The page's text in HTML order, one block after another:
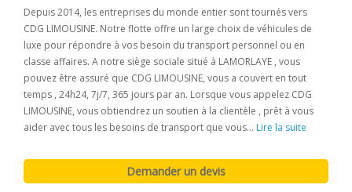
Depuis 2014, les entreprises du monde entier sont tournés vers
CDG LIMOUSINE. Notre flotte offre un large choix de véhicules de
luxe pour répondre à vos besoin du transport personnel ou en
classe affaires. A notre siège sociale situé à LAMORLAYE , vous
pouvez être assuré que CDG LIMOUSINE, vous a couvert en tout
temps , 24h24, 7j/7, 365 jours par an. Lorsque vous appelez CDG
LIMOUSINE, vous obtiendrez un soutien à la clientèle , prêt à vous
aider avec tous les besoins de transport que vous... Lire la suite